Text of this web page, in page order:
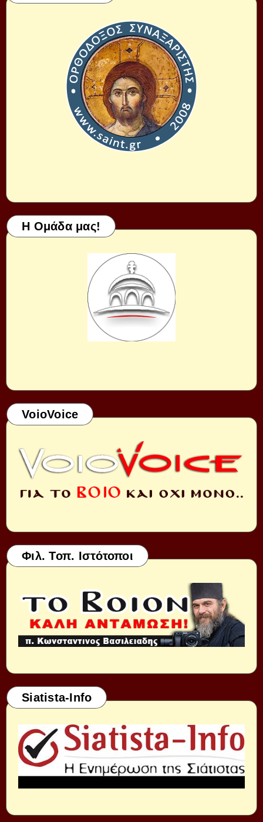
Η Ομάδα μας!
VoioVoice
Φιλ. Τοπ. Ιστότοποι
Siatista-Info